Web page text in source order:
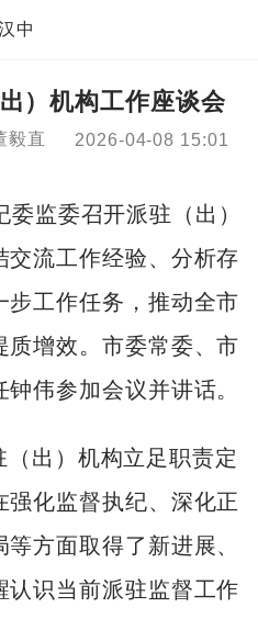
中
）机构工作座谈会
毅直 2026-04-08 15:01
监委召开派驻（出）
交流工作经验、分析存
步工作任务，推动全市
质增效。市委常委、市
伟参加会议并讲话。
出）机构立足职责定
化监督执纪、深化正
方面取得了新进展、
认识当前派驻监督工作